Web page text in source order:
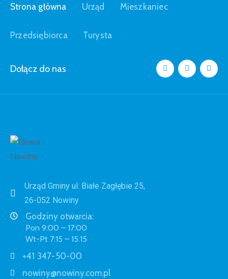
Strona główna Urząd Mieszkaniec
Przedsiębiorca Turysta
Dołącz do nas
Urząd Gminy ul. Białe Zagłębie 25,
26-052 Nowiny
Godziny otwarcia:
Pon 9:00 – 17:00
Wt-Pt 7:15 – 15:15
+41 347-50-00
nowiny@nowiny.com.pl